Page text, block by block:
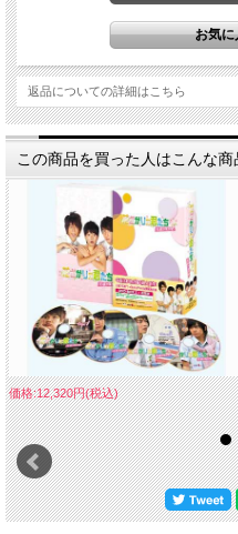
返品についての詳細はこちら
この商品を買った人はこんな
価格:12,320円(税込)